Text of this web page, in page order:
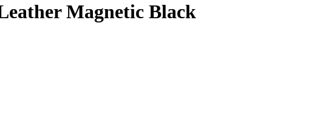
Magnetic Black